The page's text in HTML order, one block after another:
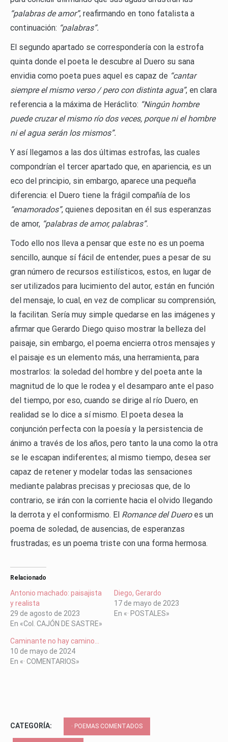
“palabras de amor”, reafirmando en tono fatalista a
continuación: “palabras”.
El segundo apartado se correspondería con la estrofa
quinta donde el poeta le descubre al Duero su sana
envidia como poeta pues aquel es capaz de “cantar
siempre el mismo verso / pero con distinta agua”, en clara
referencia a la máxima de Heráclito: “Ningún hombre
puede cruzar el mismo río dos veces, porque ni el hombre
ni el agua serán los mismos”.
Y así llegamos a las dos últimas estrofas, las cuales
compondrían el tercer apartado que, en apariencia, es un
eco del principio, sin embargo, aparece una pequeña
diferencia: el Duero tiene la frágil compañía de los
“enamorados”, quienes depositan en él sus esperanzas
de amor, “palabras de amor, palabras”.
Todo ello nos lleva a pensar que este no es un poema
sencillo, aunque sí fácil de entender, pues a pesar de su
gran número de recursos estilísticos, estos, en lugar de
ser utilizados para lucimiento del autor, están en función
del mensaje, lo cual, en vez de complicar su comprensión,
la facilitan. Sería muy simple quedarse en las imágenes y
afirmar que Gerardo Diego quiso mostrar la belleza del
paisaje, sin embargo, el poema encierra otros mensajes y
el paisaje es un elemento más, una herramienta, para
mostrarlos: la soledad del hombre y del poeta ante la
magnitud de lo que le rodea y el desamparo ante el paso
del tiempo, por eso, cuando se dirige al río Duero, en
realidad se lo dice a sí mismo. El poeta desea la
conjunción perfecta con la poesía y la persistencia de
ánimo a través de los años, pero tanto la una como la otra
se le escapan indiferentes; al mismo tiempo, desea ser
capaz de retener y modelar todas las sensaciones
mediante palabras precisas y preciosas que, de lo
contrario, se irán con la corriente hacia el olvido llegando
la derrota y el conformismo. El Romance del Dueroes un
poema de soledad, de ausencias, de esperanzas
frustradas; es un poema triste con una forma hermosa.
Relacionado
Antonio machado: paisajista
y realista
29 de agosto de 2023
En «Col. CAJÓN DE SASTRE»
Diego, Gerardo
17 de mayo de 2023
En «· POSTALES»
Caminante no hay camino…
10 de mayo de 2024
En «· COMENTARIOS»
CATEGORÍA: · POEMAS COMENTADOS